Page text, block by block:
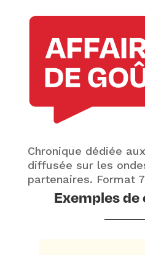
Chronique dédiée
diffusée sur les
partenaires. Format
Exemples